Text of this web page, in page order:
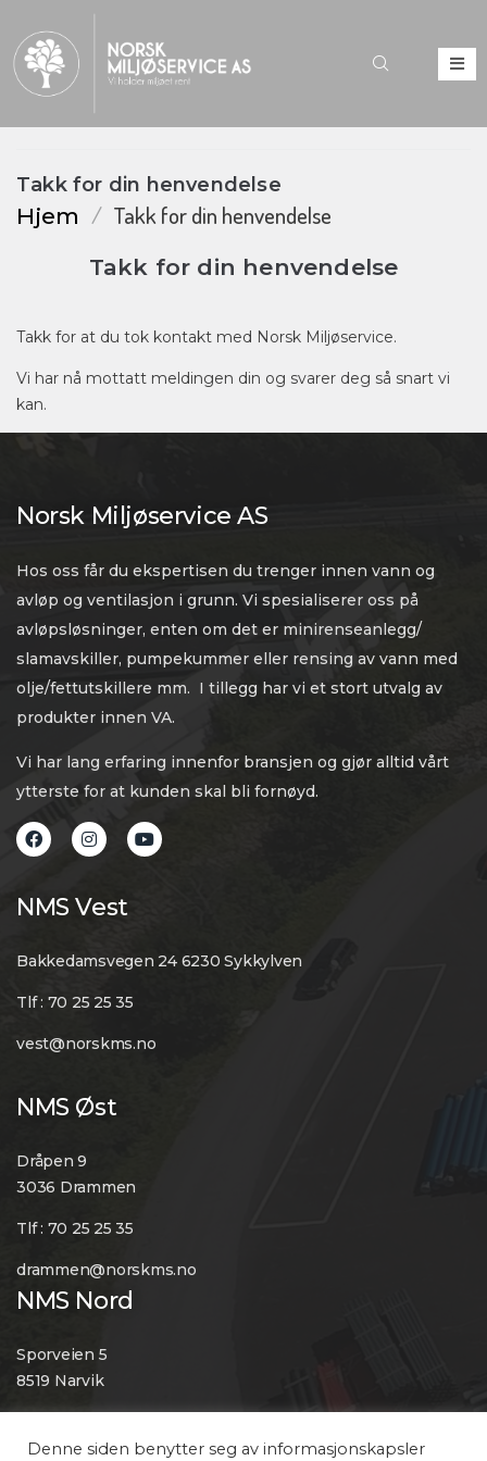
Takk for din henvendelse
Hjem / Takk for din henvendelse
Takk for din henvendelse
Takk for at du tok kontakt med Norsk Miljøservice.
Vi har nå mottatt meldingen din og svarer deg så snart vi
kan.
Norsk Miljøservice AS
Hos oss får du ekspertisen du trenger innen vann og
avløp og ventilasjon i grunn. Vi spesialiserer oss på
avløpsløsninger, enten om det er minirenseanlegg/
slamavskiller, pumpekummer eller rensing av vann med
olje/fettutskillere mm. I tillegg har vi et stort utvalg av
produkter innen VA.
Vi har lang erfaring innenfor bransjen og gjør alltid vårt
ytterste for at kunden skal bli fornøyd.
NMS Vest
Bakkedamsvegen 24 6230 Sykkylven
Tlf : 70 25 25 35
vest@norskms.no
NMS Øst
Dråpen 9
3036 Drammen
Tlf : 70 25 25 35
drammen@norskms.no
NMS Nord
Sporveien 5
8519 Narvik
Denne siden benytter seg av informasjonskapsler